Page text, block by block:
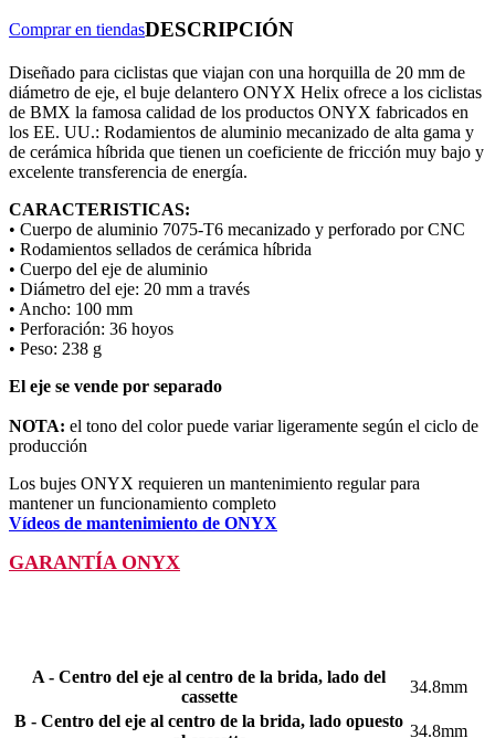
Comprar en tiendasDESCRIPCIÓN
Diseñado para ciclistas que viajan con una horquilla de 20 mm de
diámetro de eje, el buje delantero ONYX Helix ofrece a los ciclistas
de BMX la famosa calidad de los productos ONYX fabricados en
los EE. UU.: Rodamientos de aluminio mecanizado de alta gama y
de cerámica híbrida que tienen un coeficiente de fricción muy bajo y
excelente transferencia de energía.
CARACTERISTICAS:
• Cuerpo de aluminio 7075-T6 mecanizado y perforado por CNC
• Rodamientos sellados de cerámica híbrida
• Cuerpo del eje de aluminio
• Diámetro del eje: 20 mm a través
• Ancho: 100 mm
• Perforación: 36 hoyos
• Peso: 238 g
El eje se vende por separado
NOTA: el tono del color puede variar ligeramente según el ciclo de
producción
Los bujes ONYX requieren un mantenimiento regular para
mantener un funcionamiento completo
Vídeos de mantenimiento de ONYX
GARANTÍA ONYX
A - Centro del eje al centro de la brida, lado del
cassette
34.8mm
B - Centro del eje al centro de la brida, lado opuesto
34.8mm